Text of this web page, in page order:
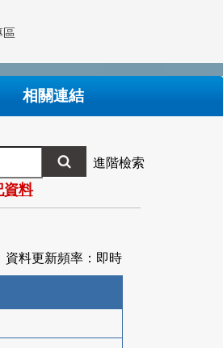
區
相關連結
進階檢索
資料
資料更新頻率：即時